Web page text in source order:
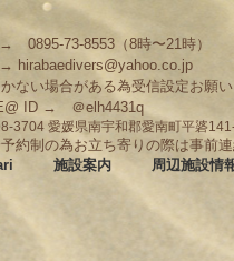
0895-73-8553（8時〜21時）
hirabaedivers@yahoo.co.jp
かない場合がある為受信設定お願い
ID → ＠elh4431q
3704 愛媛県南宇和郡愛南町平碆141-
約制の為お立ち寄りの際は事前
施設案内 周辺施設情